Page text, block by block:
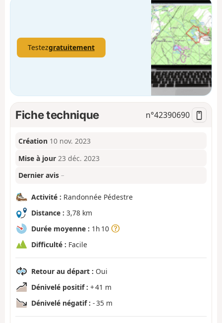
Testezgratuitement
Fiche technique n°42390690
Création 10 nov. 2023
Mise à jour 23 déc. 2023
Dernier avis –
Activité : Randonnée Pédestre
Distance : 3,78 km
Durée moyenne : 1h 10
Difficulté : Facile
Retour au départ : Oui
Dénivelé positif : + 41 m
Dénivelé négatif : - 35 m